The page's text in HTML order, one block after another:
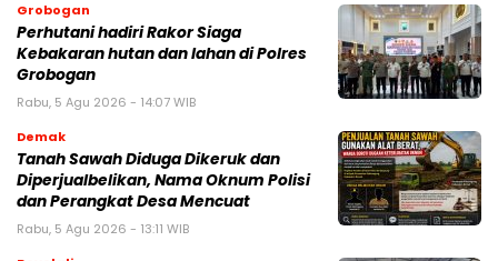
Grobogan
Perhutani hadiri Rakor Siaga
Kebakaran hutan dan lahan di Polres
Grobogan
Rabu, 5 Agu 2026 - 14:07 WIB
Demak
Tanah Sawah Diduga Dikeruk dan
Diperjualbelikan, Nama Oknum Polisi
dan Perangkat Desa Mencuat
Rabu, 5 Agu 2026 - 13:11 WIB